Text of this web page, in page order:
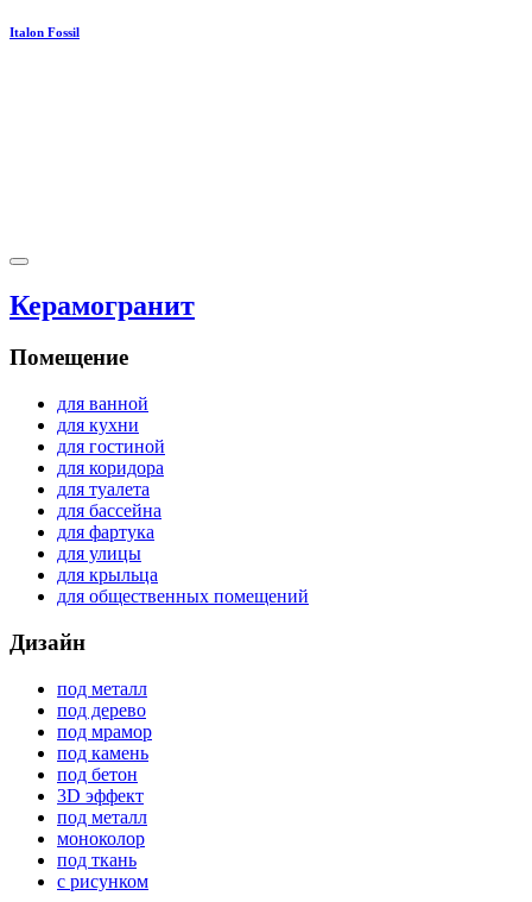
Italon Fossil
Керамогранит
Помещение
для ванной
для кухни
для гостиной
для коридора
для туалета
для бассейна
для фартука
для улицы
для крыльца
для общественных помещений
Дизайн
под металл
под дерево
под мрамор
под камень
под бетон
3D эффект
под металл
моноколор
под ткань
с рисунком